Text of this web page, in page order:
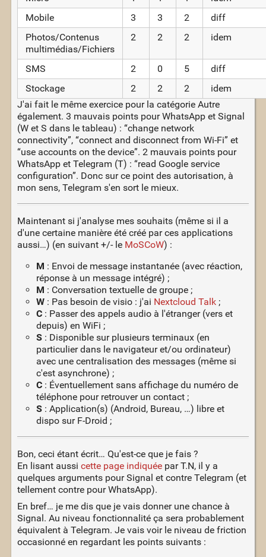
Mobile
3 3 2
diff
Photos/Contenus
multimédias/Fichiers
2 2 2 idem
SMS 2 0 5
diff
Stockage
2 2 2
idem
J'ai fait le même exercice pour la catégorie Autre
également. 3 mauvais points pour WhatsApp et Signal
(W et S dans le tableau) : “change network
connectivity”, “connect and disconnect from Wi-Fi” et
“use accounts on the device”. 2 mauvais points pour
WhatsApp et Telegram (T) : “read Google service
configuration”. Donc sur ce point des autorisation, à
mon sens, Telegram s'en sort le mieux.
Maintenant si j'analyse mes souhaits (même si il a
d'une certaine manière été créé par ces applications
aussi…) (en suivant +/- le MoSCoW) :
M : Envoi de message instantanée (avec réaction,
réponse à un message intégré) ;
M : Conversation textuelle de groupe ;
W: Pas besoin de visio : j'ai Nextcloud Talk;
C: Passer des appels audio à l'étranger (vers et
depuis) en WiFi ;
S: Disponible sur plusieurs terminaux (en
particulier dans le navigateur et/ou ordinateur)
avec une centralisation des messages (même si
c'est asynchrone) ;
C: Éventuellement sans affichage du numéro de
téléphone pour retrouver un contact ;
S: Application(s) (Android, Bureau, …) libre et
dispo sur F-Droid ;
Bon, ceci étant écrit… Qu'est-ce que je fais ?
En lisant aussi cette page indiquéepar T.N, il y a
quelques arguments pour Signal et contre Telegram (et
tellement contre pour WhatsApp).
En bref… je me dis que je vais donner une chance à
Signal. Au niveau fonctionnalité ça sera probablement
équivalent à Telegram. Je vais voir le niveau de friction
occasionné en regardant les points suivants :